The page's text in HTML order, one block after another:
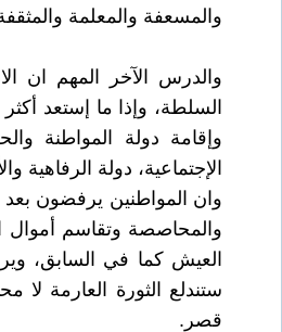
والمسعفة والمعلمة
والدرس الآخر المهم ان
السلطة، وإذا ما إستعد
وإقامة دولة المواطنة
الإجتماعية، دولة الرفاهية
وان المواطنين يرفضون
والمحاصصة وتقاسم أموال
العيش كما في السابق،
ستندلع الثورة العارمة
قصر.